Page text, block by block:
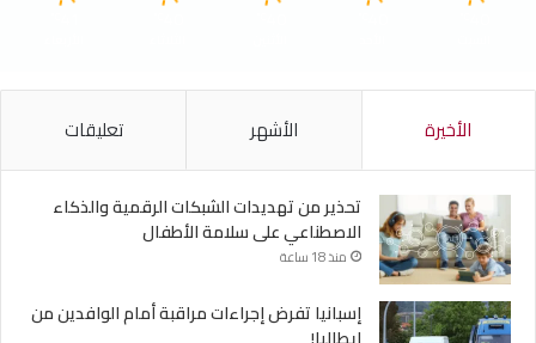
الأخيرة الأشهر تعليقات
تحذير من تهديدات الشبكات الرقمية والذكاء
الاصطناعي على سلامة الأطفال
منذ 18 ساعة
إسبانيا تفرض إجراءات مراقبة أمام الوافدين من